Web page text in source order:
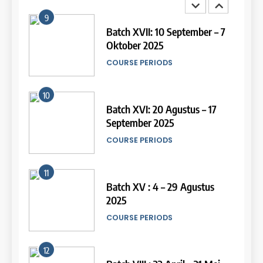
14
Study IELTS Practice
LEIDEN INSTITUTE
15
Online IELTS Courses
LEIDEN INSTITUTE
16
Online IELTS Course
LEIDEN INSTITUTE
17
9
Batch XVII: 10 September – 7
Oktober 2025
COURSE PERIODS
10
Batch XVI: 20 Agustus – 17
September 2025
COURSE PERIODS
11
Batch XV : 4 – 29 Agustus
2025
COURSE PERIODS
12